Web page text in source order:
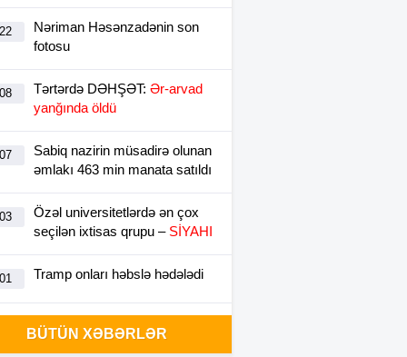
Nəriman Həsənzadənin son
fotosu
Tərtərdə DƏHŞƏT: Ər-arvad
yanğında öldü
Sabiq nazirin müsadirə olunan
əmlakı 463 min manata satıldı
Özəl universitetlərdə ən çox
seçilən ixtisas qrupu –SİYAHI
Tramp onları həbslə hədələdi
Qızıl bahalaşdı
BÜTÜN XƏBƏRLƏR